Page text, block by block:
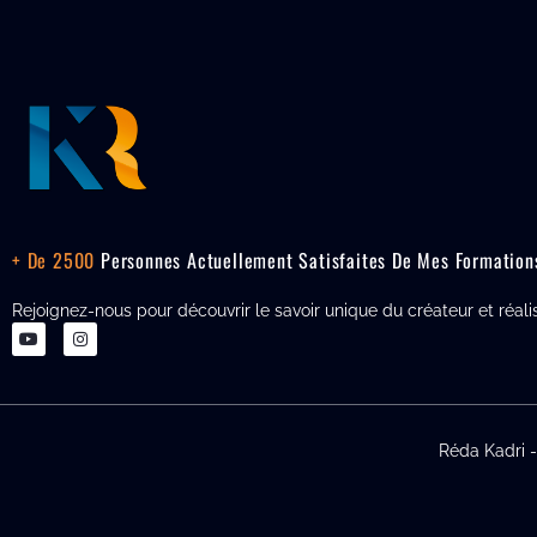
+ De 2500 Personnes Actuellement Satisfaites De Mes
Rejoignez-nous pour découvrir le savoir unique du créateur et
Réda Kadri